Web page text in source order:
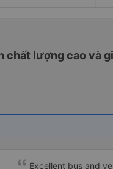
chất lượng cao và
Excellent bus and